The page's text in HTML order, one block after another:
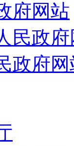
府网站
民政
政府网